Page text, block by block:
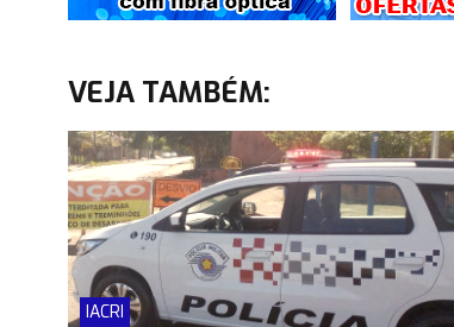
VEJA TAMBÉM:
IACRI